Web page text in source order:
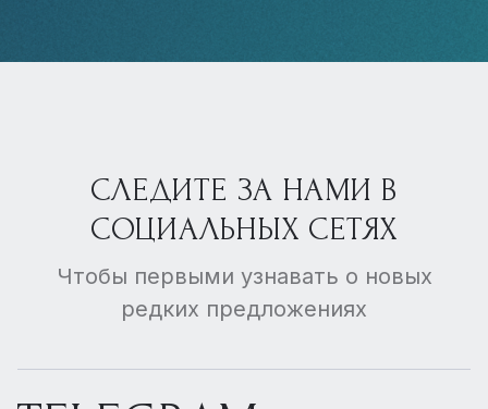
СЛЕДИТЕ ЗА НАМИ В
СОЦИАЛЬНЫХ СЕТЯХ
Чтобы первыми узнавать о новых
редких предложениях